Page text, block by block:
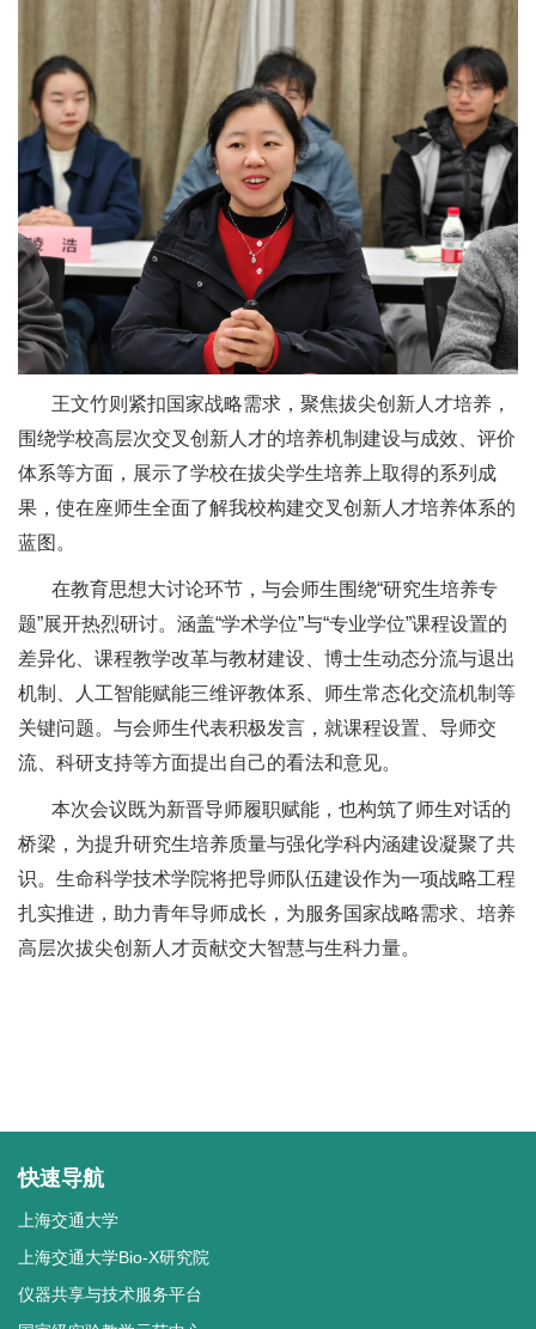
王文竹则紧扣国家战略需求，聚焦拔尖创新人才培养，
围绕学校高层次交叉创新人才的培养机制建设与成效、评价
体系等方面，展示了学校在拔尖学生培养上取得的系列成
果，使在座师生全面了解我校构建交叉创新人才培养体系的
蓝图。
在教育思想大讨论环节，与会师生围绕“研究生培养专
题”展开热烈研讨。涵盖“学术学位”与“专业学位”课程设置的
差异化、课程教学改革与教材建设、博士生动态分流与退出
机制、人工智能赋能三维评教体系、师生常态化交流机制等
关键问题。与会师生代表积极发言，就课程设置、导师交
流、科研支持等方面提出自己的看法和意见。
本次会议既为新晋导师履职赋能，也构筑了师生对话的
桥梁，为提升研究生培养质量与强化学科内涵建设凝聚了共
识。生命科学技术学院将把导师队伍建设作为一项战略工程
扎实推进，助力青年导师成长，为服务国家战略需求、培养
高层次拔尖创新人才贡献交大智慧与生科力量。
快速导航
上海交通大学
上海交通大学Bio-X研究院
仪器共享与技术服务平台